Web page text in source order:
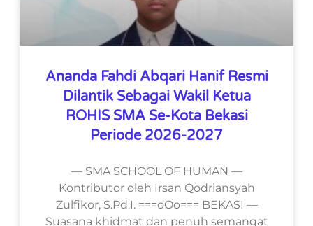
Ananda Fahdi Abqari Hanif Resmi
Dilantik Sebagai Wakil Ketua
ROHIS SMA Se-Kota Bekasi
Periode 2026-2027
— SMA SCHOOL OF HUMAN —
Kontributor oleh Irsan Qodriansyah
Zulfikor, S.Pd.I. ===oOo=== BEKASI —
Suasana khidmat dan penuh semangat